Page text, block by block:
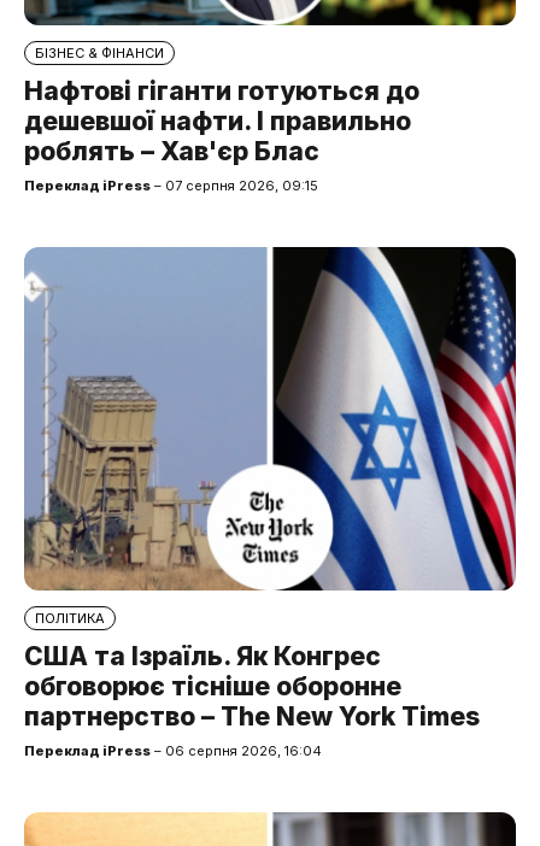
БІЗНЕС & ФІНАНСИ
Нафтові гіганти готуються до
дешевшої нафти. І правильно
роблять – Хав'єр Блас
Переклад iPress – 07 серпня 2026, 09:15
ПОЛІТИКА
США та Ізраїль. Як Конгрес
обговорює тісніше оборонне
партнерство – The New York Times
Переклад iPress – 06 серпня 2026, 16:04